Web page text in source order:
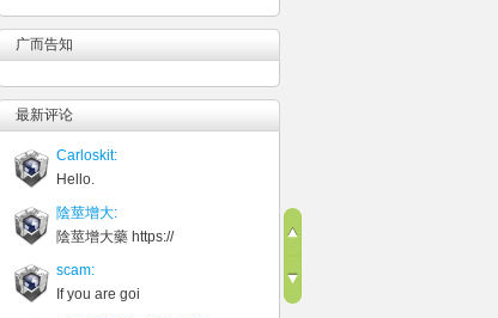
广而告知
最新评论
Carloskit:
Hello.
陰莖增大:
陰莖增大藥 https://
scam:
If you are goi